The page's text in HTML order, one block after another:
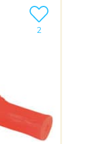
2
Ajouter le